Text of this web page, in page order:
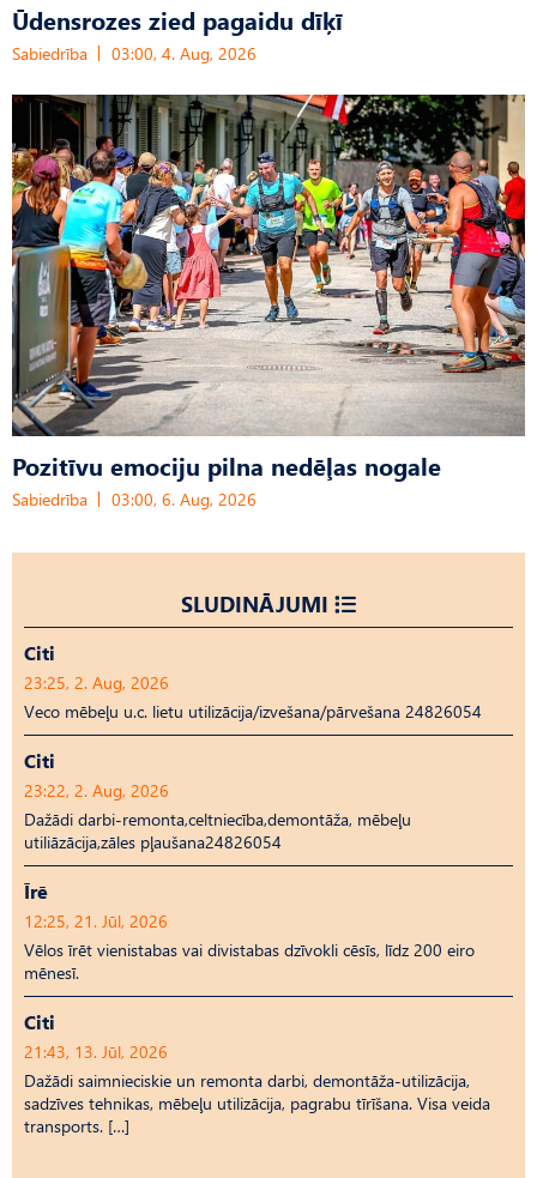
Ūdensrozes zied pagaidu dīķī
Sabiedrība 03:00, 4. Aug, 2026
Pozitīvu emociju pilna nedēļas nogale
Sabiedrība 03:00, 6. Aug, 2026
SLUDINĀJUMI
Citi
23:25, 2. Aug, 2026
Veco mēbeļu u.c. lietu utilizācija/izvešana/pārvešana 24826054
Citi
23:22, 2. Aug, 2026
Dažādi darbi-remonta,celtniecība,demontāža, mēbeļu
utiliāzācija,zāles pļaušana24826054
Īrē
12:25, 21. Jūl, 2026
Vēlos īrēt vienistabas vai divistabas dzīvokli cēsīs, līdz 200 eiro
mēnesī.
Citi
21:43, 13. Jūl, 2026
Dažādi saimnieciskie un remonta darbi, demontāža-utilizācija,
sadzīves tehnikas, mēbeļu utilizācija, pagrabu tīrīšana. Visa veida
transports. […]